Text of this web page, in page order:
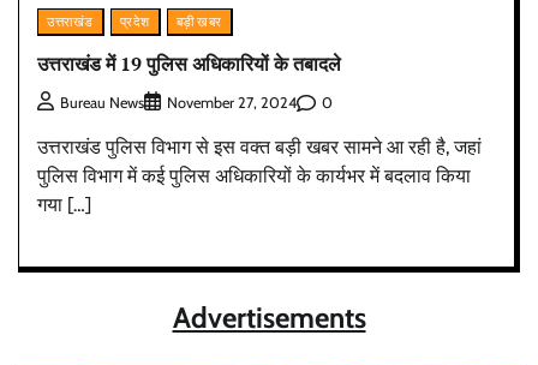
उत्तराखंड प्रदेश बड़ी खबर
उत्तराखंड में 19 पुलिस अधिकारियों के तबादले
Bureau News November 27, 2024 0
उत्तराखंड पुलिस विभाग से इस वक्त बड़ी खबर सामने आ रही है, जहां
पुलिस विभाग में कई पुलिस अधिकारियों के कार्यभर में बदलाव किया
गया […]
Advertisements